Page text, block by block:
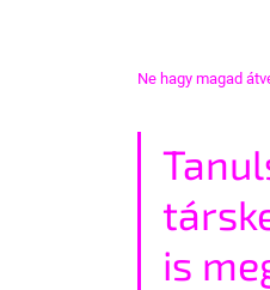
Ne hagy magad
is